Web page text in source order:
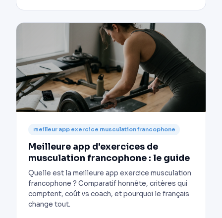
meilleur app exercice musculation francophone
Meilleure app d'exercices de
musculation francophone : le guide
Quelle est la meilleure app exercice musculation
francophone ? Comparatif honnête, critères qui
comptent, coût vs coach, et pourquoi le français
change tout.